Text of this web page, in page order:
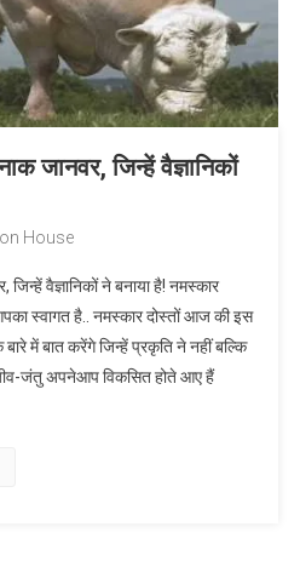
जानवर, जिन्हें वैज्ञानिकों
House
वैज्ञानिकों ने बनाया है! नमस्कार
स्वागत है.. नमस्कार दोस्तों आज की इस
में बात करेंगे जिन्हें प्रकृति ने नहीं बल्कि
जंतु अपनेआप विकसित होते आए हैं